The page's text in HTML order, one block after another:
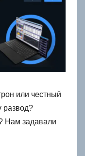
или честный
Нам задавали